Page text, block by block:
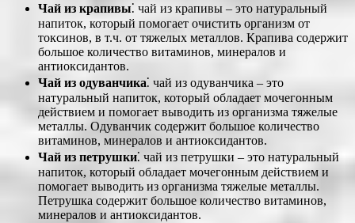
Чай из крапивы⁚ чай из крапивы – это натуральный
напиток, который помогает очистить организм от
токсинов, в т.ч. от тяжелых металлов. Крапива содержит
большое количество витаминов, минералов и
антиоксидантов.
Чай из одуванчика⁚ чай из одуванчика – это
натуральный напиток, который обладает мочегонным
действием и помогает выводить из организма тяжелые
металлы. Одуванчик содержит большое количество
витаминов, минералов и антиоксидантов.
Чай из петрушки⁚ чай из петрушки – это натуральный
напиток, который обладает мочегонным действием и
помогает выводить из организма тяжелые металлы.
Петрушка содержит большое количество витаминов,
минералов и антиоксидантов.